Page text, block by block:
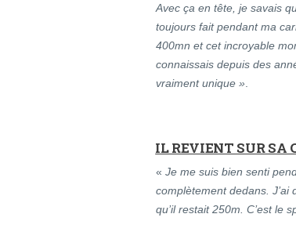
Avec ça en tête, je savais
toujours fait pendant ma
400mn et cet incroyable
connaissais depuis des
vraiment unique »
IL REVIENT SUR SA
« Je me suis bien senti
complètement dedans. J’ai
qu’il restait 250m. C’est le